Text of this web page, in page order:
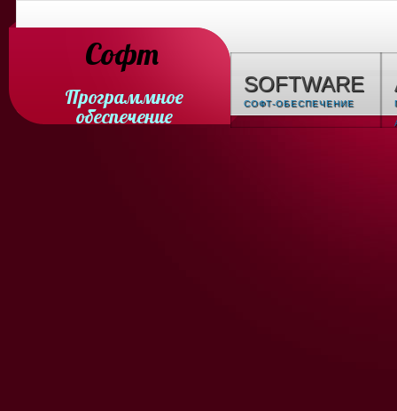
Софт
Программное
обеспечение
SOFTWARE
СОФТ-ОБЕСПЕЧЕНИЕ